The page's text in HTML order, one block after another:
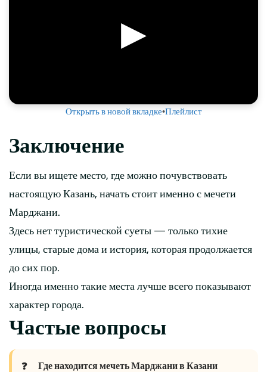
▶
Открыть в новой вкладке•Плейлист
Заключение
Если вы ищете место, где можно почувствовать
настоящую Казань, начать стоит именно с мечети
Марджани.
Здесь нет туристической суеты — только тихие
улицы, старые дома и история, которая продолжается
до сих пор.
Иногда именно такие места лучше всего показывают
характер города.
Частые вопросы
Где находится мечеть Марджани в Казани